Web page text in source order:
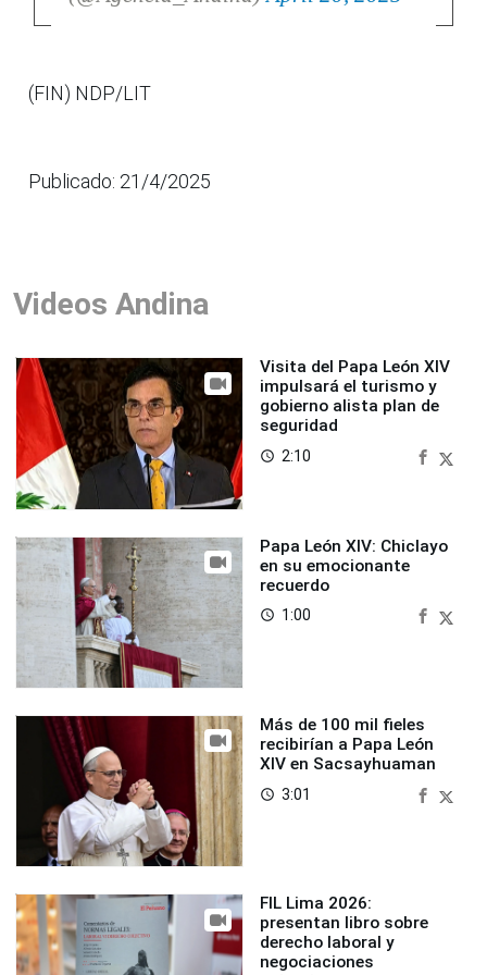
(FIN) NDP/LIT
Publicado: 21/4/2025
Videos Andina
Visita del Papa León XIV
impulsará el turismo y
gobierno alista plan de
seguridad
access_time 2:10
Papa León XIV: Chiclayo
en su emocionante
recuerdo
access_time 1:00
Más de 100 mil fieles
recibirían a Papa León
XIV en Sacsayhuaman
access_time 3:01
FIL Lima 2026:
presentan libro sobre
derecho laboral y
negociaciones